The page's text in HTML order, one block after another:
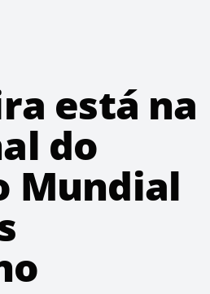
está na
do
Mundial